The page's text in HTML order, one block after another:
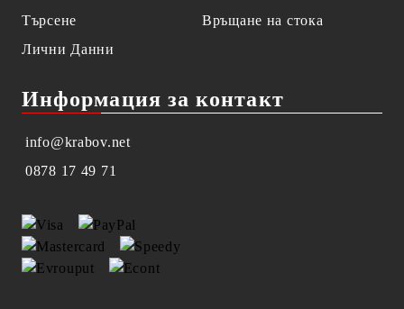
Търсене
Лични Данни
Връщане на стока
Информация за контакт
info@krabov.net
0878 17 49 71